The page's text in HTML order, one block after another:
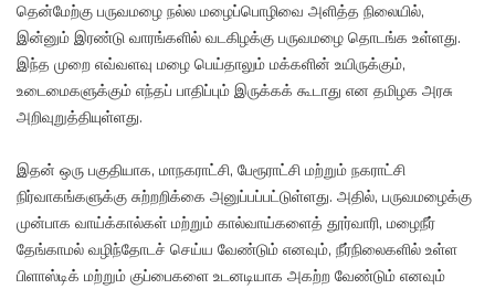
தென்மேற்கு பருவமழை நல்ல மழைப்பொழிவை அளித்த நிலையில்,
இன்னும் இரண்டு வாரங்களில் வடகிழக்கு பருவமழை தொடங்க உள்ளது.
இந்த முறை எவ்வளவு மழை பெய்தாலும் மக்களின் உயிருக்கும்,
உடைமைகளுக்கும் எந்தப் பாதிப்பும் இருக்கக் கூடாது என தமிழக அரசு
அறிவுறுத்தியுள்ளது.
இதன் ஒரு பகுதியாக, மாநகராட்சி, பேரூராட்சி மற்றும் நகராட்சி
நிர்வாகங்களுக்கு சுற்றறிக்கை அனுப்பப்பட்டுள்ளது. அதில், பருவமழைக்கு
முன்பாக வாய்க்கால்கள் மற்றும் கால்வாய்களைத் தூர்வாரி, மழைநீர்
தேங்காமல் வழிந்தோடச் செய்ய வேண்டும் எனவும், நீர்நிலைகளில் உள்ள
பிளாஸ்டிக் மற்றும் குப்பைகளை உடனடியாக அகற்ற வேண்டும் எனவும்